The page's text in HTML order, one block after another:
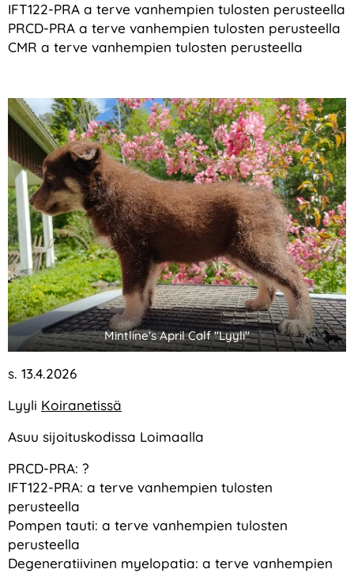
IFT122-PRA a terve vanhempien tulosten perusteella
PRCD-PRA a terve vanhempien tulosten perusteella
CMR a terve vanhempien tulosten perusteella
Mintline's April Calf "Lyyli"
s. 13.4.2026
Lyyli Koiranetissä
Asuu sijoituskodissa Loimaalla
PRCD-PRA: ?
IFT122-PRA: a terve vanhempien tulosten
perusteella
Pompen tauti: a terve vanhempien tulosten
perusteella
Degeneratiivinen myelopatia: a terve vanhempien